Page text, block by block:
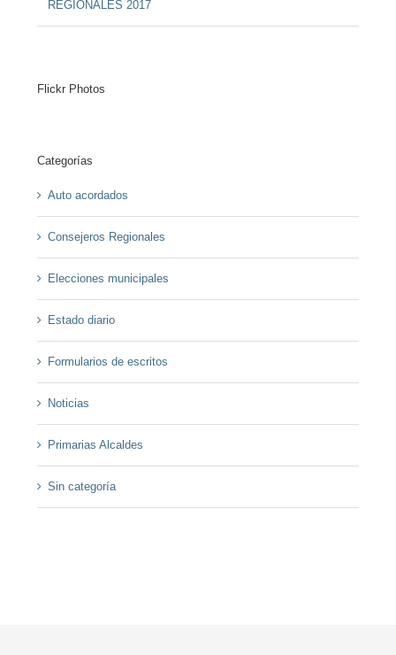
REGIONALES 2017
Flickr Photos
Categorías
Auto acordados
Consejeros Regionales
Elecciones municipales
Estado diario
Formularios de escritos
Noticias
Primarias Alcaldes
Sin categoría